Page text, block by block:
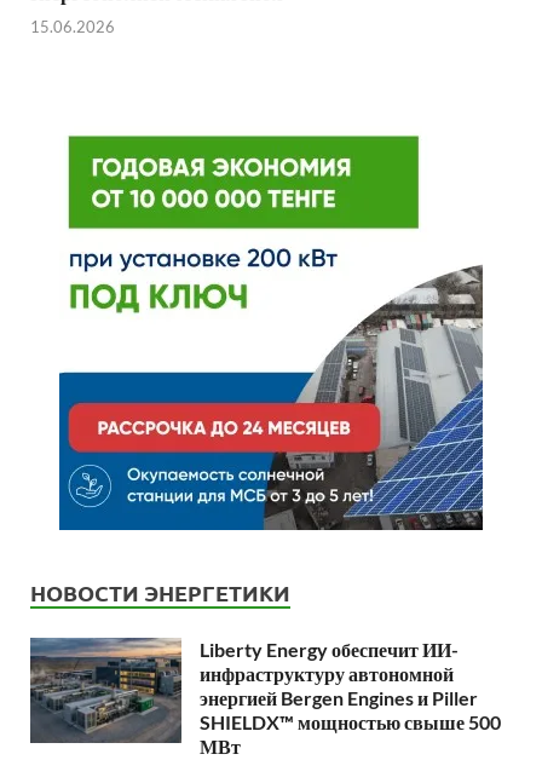
15.06.2026
НОВОСТИ ЭНЕРГЕТИКИ
Liberty Energy обеспечит ИИ-
инфраструктуру автономной
энергией Bergen Engines и Piller
SHIELDX™ мощностью свыше 500
МВт